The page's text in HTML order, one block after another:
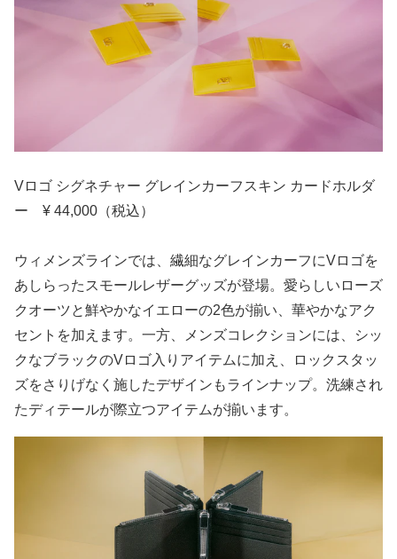
Vロゴ シグネチャー グレインカーフスキン カードホルダ
ー ¥ 44,000（税込）
ウィメンズラインでは、繊細なグレインカーフにVロゴを
あしらったスモールレザーグッズが登場。愛らしいローズ
クオーツと鮮やかなイエローの2色が揃い、華やかなアク
セントを加えます。一方、メンズコレクションには、シッ
クなブラックのVロゴ入りアイテムに加え、ロックスタッ
ズをさりげなく施したデザインもラインナップ。洗練され
たディテールが際立つアイテムが揃います。